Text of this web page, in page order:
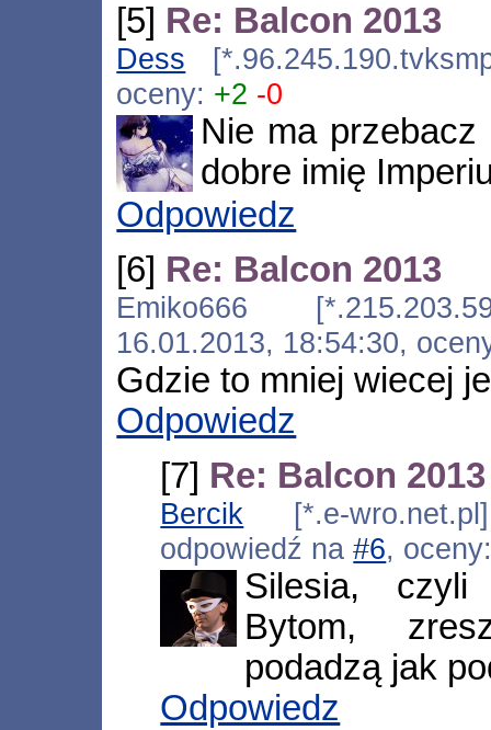
[5] Re: Balcon 2013
Dess
oceny: +2 -0
Nie ma
dobre imię
Odpowiedz
[6] Re: Balcon 2013
Emiko666 [*.215.203.59-
16.01.2013, 18:54:30,
Gdzie to mniej wiecej
Odpowiedz
[7] Re: Balcon 2013
Bercik [*.e-
odpowiedź na#6,
Silesia,
Bytom,
podadzą jak
Odpowiedz